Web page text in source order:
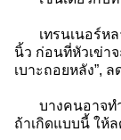
เทรนเนอร์หลา
นิ้ว ก่อนที่หัวเข่า
เบาะถอยหลัง”,
บางคนอาจทำช่
ถ้าเกิดแบบนี้ ให้